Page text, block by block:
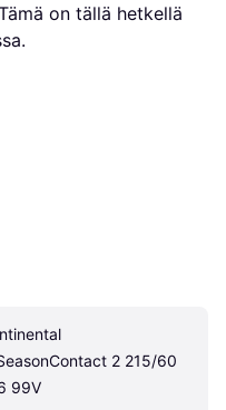
on tällä hetkellä
2 215/60
99V